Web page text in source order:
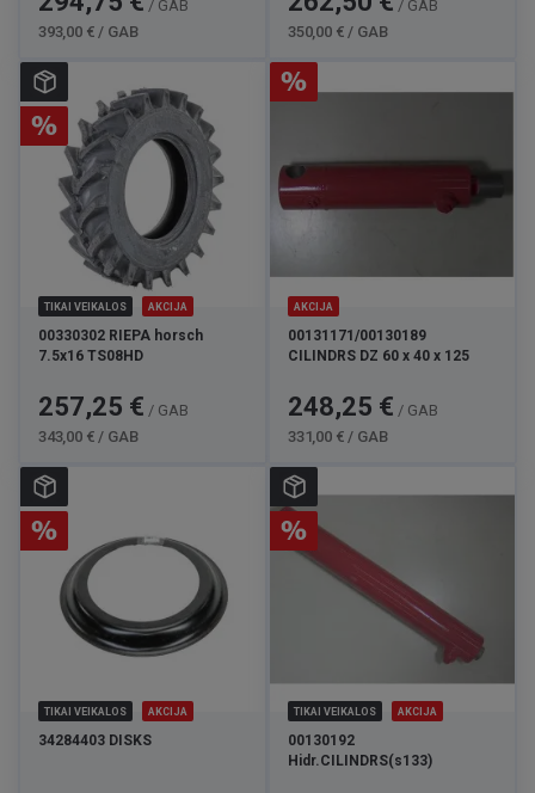
/ GAB
393,00 € / GAB
/ GAB
350,00 € / GAB
TIKAI VEIKALOS AKCIJA
00330302 RIEPA horsch
7.5x16 TS08HD
Cena
257,25 € / GAB
343,00 € / GAB
AKCIJA
00131171/00130189
CILINDRS DZ 60 x 40 x 125
Cena
248,25 € / GAB
331,00 € / GAB
TIKAI VEIKALOS AKCIJA
34284403 DISKS
TIKAI VEIKALOS AKCIJA
00130192
Hidr.CILINDRS(s133)